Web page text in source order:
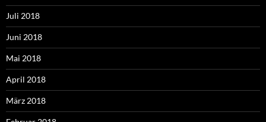
Juli 2018
Juni 2018
Mai 2018
April 2018
März 2018